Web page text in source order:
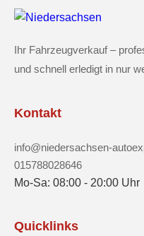
Ihr Fahrzeugverkauf –
und schnell erledigt in nur
Kontakt
info@niedersachsen-
015788028646
Mo-Sa: 08:00 - 20:00 Uhr
Quicklinks